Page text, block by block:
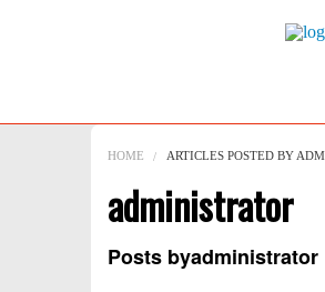
HOME ARTICLES POSTED BY
administrator
Posts byadministrator